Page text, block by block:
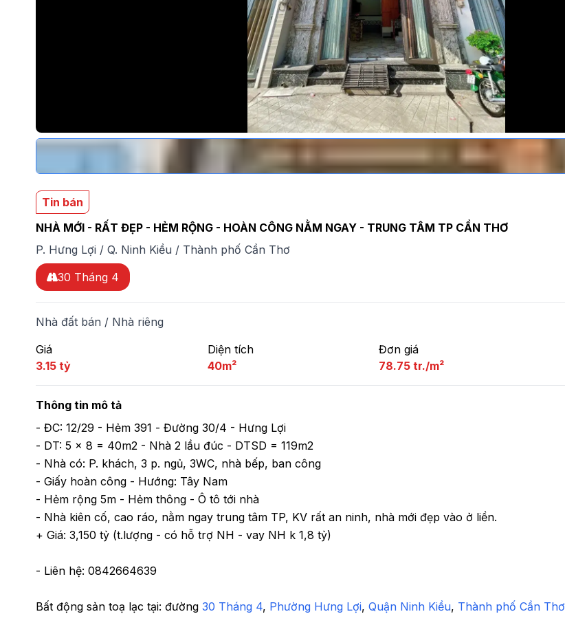
Tin bán
NHÀ MỚI - RẤT ĐẸP - HẺM RỘNG - HOÀN CÔNG NẰM NGAY - TRUNG TÂM TP CẦN THƠ
P. Hưng Lợi / Q. Ninh Kiều / Thành phố Cần Thơ
30 Tháng 4
Nhà đất bán / Nhà riêng
Giá
3.15 tỷ
Diện tích
40m²
Đơn giá
78.75 tr./m²
Thông tin mô tả
- ĐC: 12/29 - Hẻm 391 - Đường 30/4 - Hưng Lợi
- DT: 5 x 8 = 40m2 - Nhà 2 lầu đúc - DTSD = 119m2
- Nhà có: P. khách, 3 p. ngủ, 3WC, nhà bếp, ban công
- Giấy hoàn công - Hướng: Tây Nam
- Hẻm rộng 5m - Hẻm thông - Ô tô tới nhà
- Nhà kiên cố, cao ráo, nằm ngay trung tâm TP, KV rất an ninh, nhà mới đẹp vào ở liền.
+ Giá: 3,150 tỷ (t.lượng - có hỗ trợ NH - vay NH k 1,8 tỷ)
- Liên hệ: 0842664639
Bất động sản toạ lạc tại: đường 30 Tháng 4, Phường Hưng Lợi, Quận Ninh Kiều, Thành phố Cần Thơ